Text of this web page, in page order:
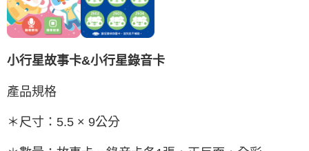
小行星故事卡&小行星錄音卡
產品規格
＊尺寸：5.5 × 9公分